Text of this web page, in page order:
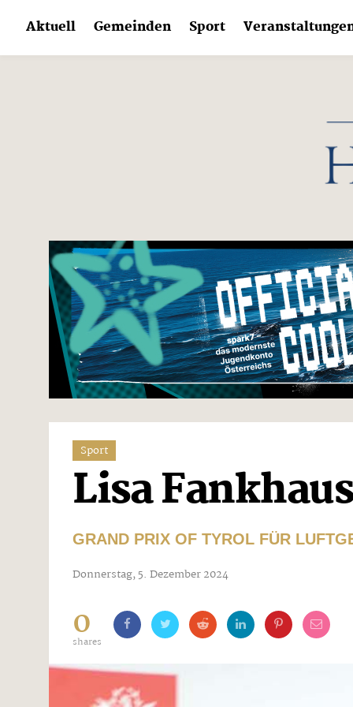
content
Aktuell Gemeinden Sport
Sport
Lisa
GRAND PRIX OF TYROL FÜR
Donnerstag, 5. Dezember 2024
0
shares